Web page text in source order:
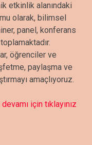
etkinlik alanındaki
olarak, bilimsel
panel, konferans
öğrenciler ve
paylaşma ve
amaçlıyoruz.
devamı için tıklayınız